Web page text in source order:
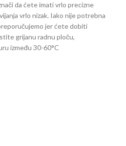
da ćete imati vrlo precizne
vrlo nizak. Iako nije potrebna
jer ćete dobiti
grijanu radnu ploču,
između 30-60°C